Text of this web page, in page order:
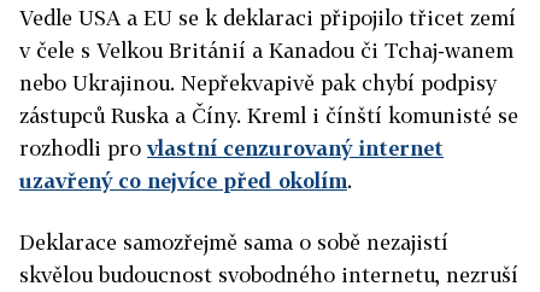
Vedle USA a EU se k deklaraci připojilo třicet zemí
v čele s Velkou Británií a Kanadou či Tchaj-wanem
nebo Ukrajinou. Nepřekvapivě pak chybí podpisy
zástupců Ruska a Číny. Kreml i čínští komunisté se
rozhodli provlastní cenzurovaný internet
uzavřený co nejvíce před okolím.
Deklarace samozřejmě sama o sobě nezajistí
skvělou budoucnost svobodného internetu, nezruší